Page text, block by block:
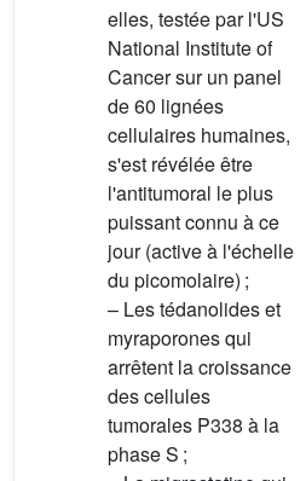
elles, testée par l'US
National Institute of
Cancer sur un panel
de 60 lignées
cellulaires humaines,
s'est révélée être
l'antitumoral le plus
puissant connu à ce
jour (active à l'échelle
du picomolaire) ;
– Les tédanolides et
myraporones qui
arrêtent la croissance
des cellules
tumorales P338 à la
phase S ;